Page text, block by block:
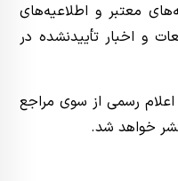
معتبر و اطلاعیه‌های
و اخبار تأییدنشده در
اعلام رسمی از سوی مراجع
خواهد شد.